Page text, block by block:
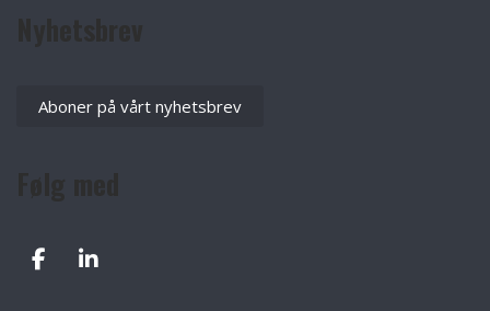
Aboner på vårt nyhetsbrev